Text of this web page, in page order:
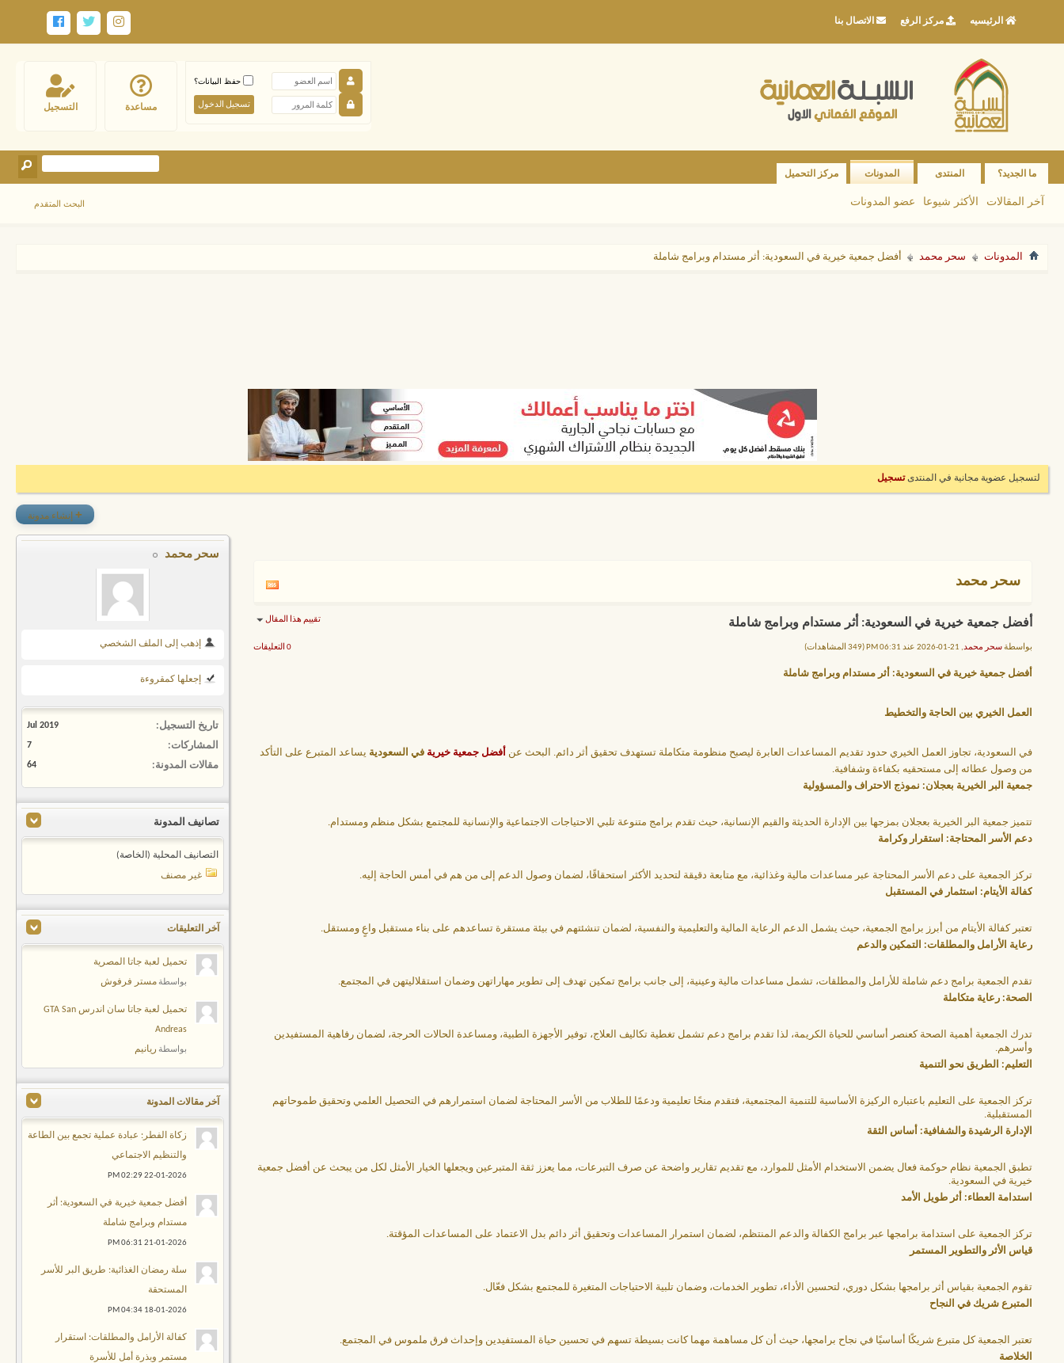
الرئيسيه مركز الرفع الاتصال بنا
التسجيل مساعدة
حفظ البيانات؟
ما الجديد؟ المنتدى المدونات
آخر المقالات الأكثر شيوعا عضو المدونات
مركز التحميل
البحث المتقدم
المدونات سحر محمد أفضل جمعية خيرية في السعودية: أثر مستدام وبرامج شاملة
لتسجيل عضوية مجانية في المنتدىتسجيل
سحر محمد
أفضل جمعية خيرية في السعودية: أثر مستدام وبرامج شاملة تقييم هذا المقال
0 التعليقات بواسطةسحر محمد, 21-01-2026 عند 06:31 PM (349 المشاهدات)
أفضل جمعية خيرية في السعودية: أثر مستدام وبرامج شاملة
العمل الخيري بين الحاجة والتخطيط
في السعودية، تجاوز العمل الخيري حدود تقديم المساعدات العابرة ليصبح منظومة متكاملة تستهدف تحقيق أثر دائم. البحث عن أفضل جمعية خيرية في السعودية يساعد المتبرع على التأكد
من وصول عطائه إلى مستحقيه بكفاءة وشفافية.
جمعية البر الخيرية بعجلان: نموذج الاحتراف والمسؤولية
تتميز جمعية البر الخيرية بعجلان بمزجها بين الإدارة الحديثة والقيم الإنسانية، حيث تقدم برامج متنوعة تلبي الاحتياجات الاجتماعية والإنسانية للمجتمع بشكل منظم ومستدام.
دعم الأسر المحتاجة: استقرار وكرامة
تركز الجمعية على دعم الأسر المحتاجة عبر مساعدات مالية وغذائية، مع متابعة دقيقة لتحديد الأكثر استحقاقًا، لضمان وصول الدعم إلى من هم في أمس الحاجة إليه.
كفالة الأيتام: استثمار في المستقبل
تعتبر كفالة الأيتام من أبرز برامج الجمعية، حيث يشمل الدعم الرعاية المالية والتعليمية والنفسية، لضمان تنشئتهم في بيئة مستقرة تساعدهم على بناء مستقبل واعٍ ومستقل.
رعاية الأرامل والمطلقات: التمكين والدعم
تقدم الجمعية برامج دعم شاملة للأرامل والمطلقات، تشمل مساعدات مالية وعينية، إلى جانب برامج تمكين تهدف إلى تطوير مهاراتهن وضمان استقلاليتهن في المجتمع.
الصحة: رعاية متكاملة
تدرك الجمعية أهمية الصحة كعنصر أساسي للحياة الكريمة، لذا تقدم برامج دعم تشمل تغطية تكاليف العلاج، توفير الأجهزة الطبية، ومساعدة الحالات الحرجة، لضمان رفاهية المستفيدين
وأسرهم.
التعليم: الطريق نحو التنمية
تركز الجمعية على التعليم باعتباره الركيزة الأساسية للتنمية المجتمعية، فتقدم منحًا تعليمية ودعمًا للطلاب من الأسر المحتاجة لضمان استمرارهم في التحصيل العلمي وتحقيق طموحاتهم
المستقبلية.
الإدارة الرشيدة والشفافية: أساس الثقة
تطبق الجمعية نظام حوكمة فعال يضمن الاستخدام الأمثل للموارد، مع تقديم تقارير واضحة عن صرف التبرعات، مما يعزز ثقة المتبرعين ويجعلها الخيار الأمثل لكل من يبحث عن أفضل جمعية
خيرية في السعودية.
استدامة العطاء: أثر طويل الأمد
تركز الجمعية على استدامة برامجها عبر برامج الكفالة والدعم المنتظم، لضمان استمرار المساعدات وتحقيق أثر دائم بدل الاعتماد على المساعدات المؤقتة.
قياس الأثر والتطوير المستمر
تقوم الجمعية بقياس أثر برامجها بشكل دوري، لتحسين الأداء، تطوير الخدمات، وضمان تلبية الاحتياجات المتغيرة للمجتمع بشكل فعّال.
المتبرع شريك في النجاح
تعتبر الجمعية كل متبرع شريكًا أساسيًا في نجاح برامجها، حيث أن كل مساهمة مهما كانت بسيطة تسهم في تحسين حياة المستفيدين وإحداث فرق ملموس في المجتمع.
الخلاصة
+ إنشاء مدونة
سحر محمد
إذهب إلى الملف الشخصي
إجعلها كمقروءة
تاريخ التسجيل Jul 2019
المشاركات 7
مقالات المدونة 64
تصانيف المدونة
التصانيف المحلية (الخاصة)
غير مصنف
آخر التعليقات
تحميل لعبة جاتا المصرية
بواسطةمستر فرفوش
تحميل لعبة جاتا سان اندرس GTA San
Andreas
بواسطة ريانيم
آخر مقالات المدونة
زكاة الفطر: عبادة عملية تجمع بين الطاعة
والتنظيم الاجتماعي
22-01-2026
02:29 PM
أفضل جمعية خيرية في السعودية: أثر
مستدام وبرامج شاملة
21-01-2026
06:31 PM
سلة رمضان الغذائية: طريق البر للأسر
المستحقة
18-01-2026
04:34 PM
كفالة الأرامل والمطلقات: استقرار
مستمر وبذرة أمل للأسرة